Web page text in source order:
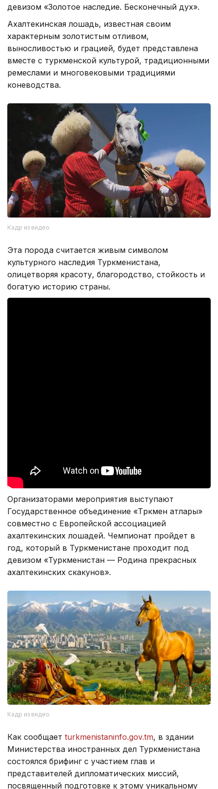
девизом «Золотое наследие. Бесконечный дух».
Ахалтекинская лошадь, известная своим
характерным золотистым отливом,
выносливостью и грацией, будет представлена
вместе с туркменской культурой, традиционными
ремеслами и многовековыми традициями
коневодства.
Кадр из видео
Эта порода считается живым символом
культурного наследия Туркменистана,
олицетворяя красоту, благородство, стойкость и
богатую историю страны.
Организаторами мероприятия выступают
Государственное объединение «Түркмен атлары»
совместно с Европейской ассоциацией
ахалтекинских лошадей. Чемпионат пройдет в
год, который в Туркменистане проходит под
девизом «Туркменистан — Родина прекрасных
ахалтекинских скакунов».
Кадр из видео
Как сообщает turkmenistaninfo.gov.tm, в здании
Министерства иностранных дел Туркменистана
состоялся брифинг с участием глав и
представителей дипломатических миссий,
посвященный подготовке к этому уникальному